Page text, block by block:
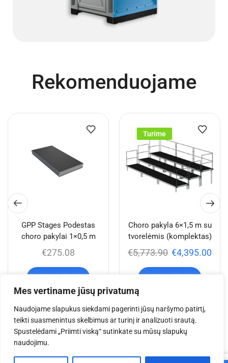
Mes vertiname jūsų privatumą
Naudojame slapukus siekdami pagerinti jūsų naršymo patirtį,
teikti suasmenintus skelbimus ar turinį ir analizuoti srautą.
Spustelėdami „Priimti viską“ sutinkate su mūsų slapukų
naudojimu.
Rekomenduojame
GPP Stages Podestas
choro pakylai 1×0,5 m
€275.08
Turime
Choro pakyla 6×1,5 m su
tvorelėmis (komplektas)
€5,773.90 €4,395.00
Jums taip pat gali